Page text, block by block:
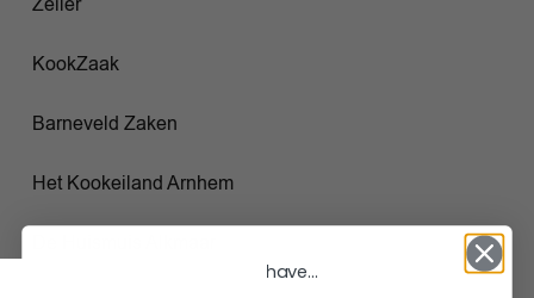
KookZaak
Barneveld Zaken
Het Kookeiland Arnhem
Vil du have...